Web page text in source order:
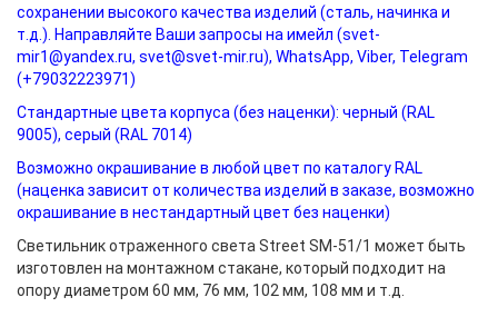
сохранении высокого качества изделий (сталь, начинка и
т.д.). Направляйте Ваши запросы на имейл (svet-
mir1@yandex.ru, svet@svet-mir.ru), WhatsApp, Viber, Telegram
(+79032223971)
Стандартные цвета корпуса (без наценки): черный (RAL
9005), серый (RAL 7014)
Возможно окрашивание в любой цвет по каталогу RAL
(наценка зависит от количества изделий в заказе, возможно
окрашивание в нестандартный цвет без наценки)
Светильник отраженного света Street SM-51/1 может быть
изготовлен на монтажном стакане, который подходит на
опору диаметром 60 мм, 76 мм, 102 мм, 108 мм и т.д.